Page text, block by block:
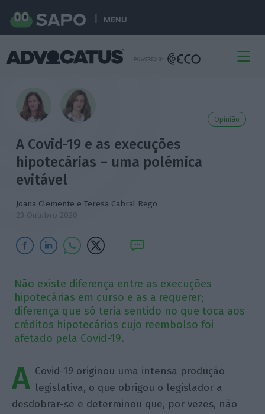
MENU
Opinião
A Covid-19 e as execuções
hipotecárias – uma polémica
evitável
Joana Clemente e Teresa Cabral Rego
23 Outubro 2020
Não existe diferença entre as execuções
hipotecárias em curso e as a requerer;
diferença que só teria sentido no que toca aos
créditos hipotecários cujo reembolso foi
afetado pela Covid-19.
A Covid-19 originou uma intensa produção
legislativa, o que obrigou o legislador a
desdobrar-se e determinou que, por vezes, não